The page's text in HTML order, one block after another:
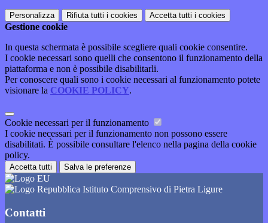
Personalizza Rifiuta tutti i cookies Accetta tutti i cookies
Gestione cookie
In questa schermata è possibile scegliere quali cookie consentire.
I cookie necessari sono quelli che consentono il funzionamento della
piattaforma e non è possibile disabilitarli.
Per conoscere quali sono i cookie necessari al funzionamento potete
visionare la COOKIE POLICY.
Cookie necessari per il funzionamento
I cookie necessari per il funzionamento non possono essere
disabilitati. È possibile consultare l'elenco nella pagina della cookie
policy.
Accetta tutti Salva le preferenze
Istituto Comprensivo di Pietra Ligure
Contatti